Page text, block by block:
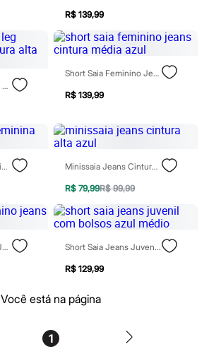
R$ 139,99
Calça Super Wide Leg Feminina Jeans Cintura Alta Sawary Azul
Short Saia Feminino Jeans Cintura Média Azul
R$ 139,99
Calça Clochard Feminina Jeans Azul Minissaia Jeans Cintura Alta Azul
R$ 79,99R$ 99,99
Short Mom Feminino Jeans Azul Short Saia Jeans Juvenil Com Bolsos Azul Médio
R$ 129,99
Você está na página
1